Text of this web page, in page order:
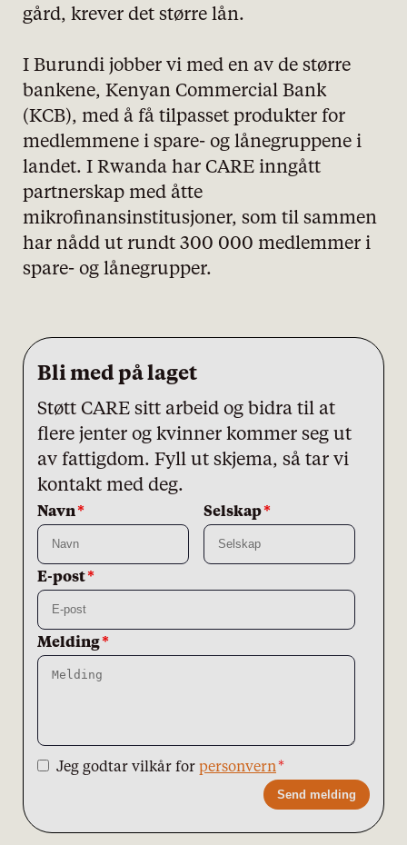
gård, krever det større lån.
I Burundi jobber vi med en av de større
bankene, Kenyan Commercial Bank
(KCB), med å få tilpasset produkter for
medlemmene i spare- og lånegruppene i
landet. I Rwanda har CARE inngått
partnerskap med åtte
mikrofinansinstitusjoner, som til sammen
har nådd ut rundt 300 000 medlemmer i
spare- og lånegrupper.
Bli med på laget
Støtt CARE sitt arbeid og bidra til at
flere jenter og kvinner kommer seg ut
av fattigdom. Fyll ut skjema, så tar vi
kontakt med deg.
Leave
this
field
blank
Freeform
Check
Navn Selskap
E-post
Melding
Jeg godtar vilkår for personvern
Send melding